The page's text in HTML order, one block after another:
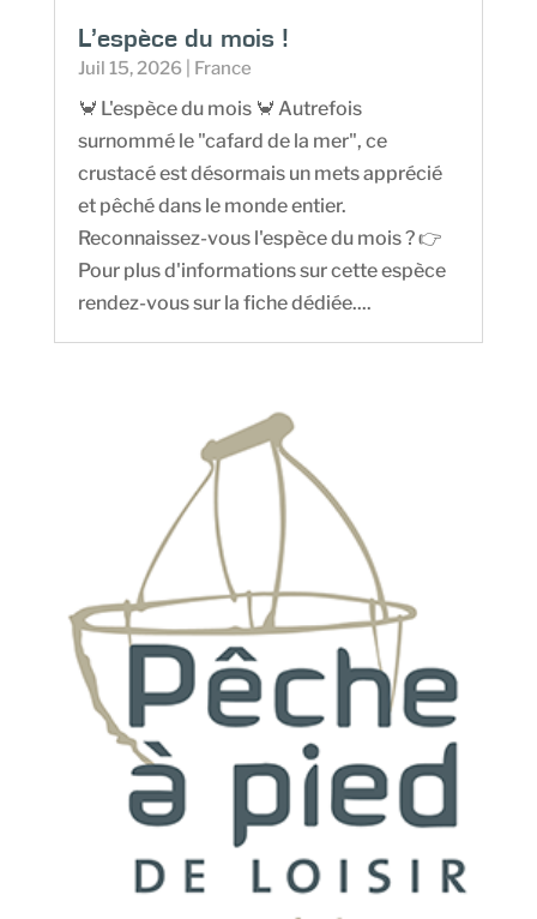
L’espèce du mois !
Juil 15, 2026| France
🦀 L'espèce du mois 🦀 Autrefois
surnommé le "cafard de la mer", ce
crustacé est désormais un mets apprécié
et pêché dans le monde entier.
Reconnaissez-vous l'espèce du mois ? 👉
Pour plus d'informations sur cette espèce
rendez-vous sur la fiche dédiée....